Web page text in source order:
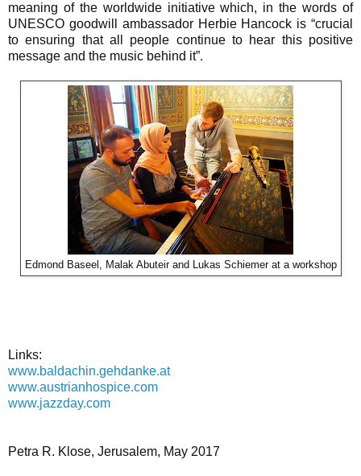
meaning of the worldwide initiative which, in the words of
UNESCO goodwill ambassador Herbie Hancock is “crucial
to ensuring that all people continue to hear this positive
message and the music behind it”.
Edmond Baseel, Malak Abuteir and Lukas Schiemer at a workshop
Links:
www.baldachin.gehdanke.at
www.austrianhospice.com
www.jazzday.com
Petra R. Klose, Jerusalem, May 2017